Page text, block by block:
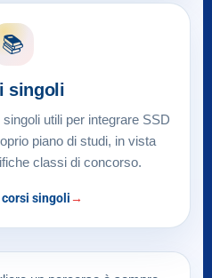
📚
singoli
utili per integrare SSD
piano di studi, in vista
classi di concorso.
singoli